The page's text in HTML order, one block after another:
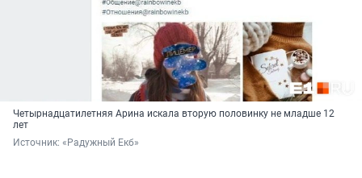
Четырнадцатилетняя Арина искала вторую половинку не младше 12
лет
Источник: «Радужный Екб»